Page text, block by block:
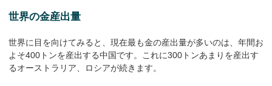
世界の金産出量
世界に目を向けてみると、現在最も金の産出量が多いのは、年間お
よそ400トンを産出する中国です。これに300トンあまりを産出す
るオーストラリア、ロシアが続きます。